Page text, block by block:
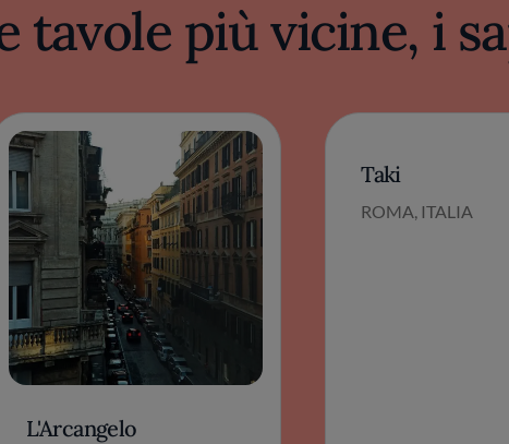
tavole più vicine, i
L'Arcangelo
Taki
ROMA, ITALIA